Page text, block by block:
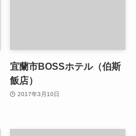
宜蘭市BOSSホテル（伯斯
飯店）
2017年3月10日